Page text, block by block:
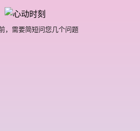
，需要简短问您几个问题